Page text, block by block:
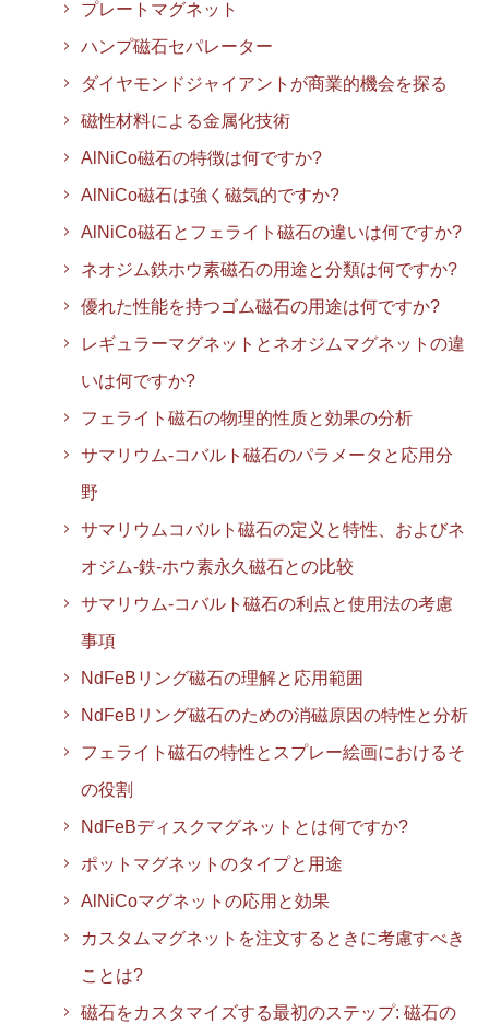
プレートマグネット
ハンプ磁石セパレーター
ダイヤモンドジャイアントが商業的機会を探る
磁性材料による金属化技術
AlNiCo磁石の特徴は何ですか?
AlNiCo磁石は強く磁気的ですか?
AlNiCo磁石とフェライト磁石の違いは何ですか?
ネオジム鉄ホウ素磁石の用途と分類は何ですか?
優れた性能を持つゴム磁石の用途は何ですか?
レギュラーマグネットとネオジムマグネットの違
いは何ですか?
フェライト磁石の物理的性质と効果の分析
サマリウム-コバルト磁石のパラメータと応用分
野
サマリウムコバルト磁石の定义と特性、およびネ
オジム-鉄-ホウ素永久磁石との比较
サマリウム-コバルト磁石の利点と使用法の考慮
事項
NdFeBリング磁石の理解と応用範囲
NdFeBリング磁石のための消磁原因の特性と分析
フェライト磁石の特性とスプレー絵画におけるそ
の役割
NdFeBディスクマグネットとは何ですか?
ポットマグネットのタイプと用途
AlNiCoマグネットの応用と効果
カスタムマグネットを注文するときに考慮すべき
ことは?
磁石をカスタマイズする最初のステップ: 磁石の